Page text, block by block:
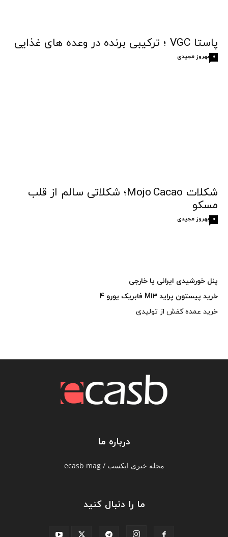
پاستا VGC ؛ ترکیبی برنده در وعده های غذایی
بهروز مجیدی 0
شکلات Mojo Cacao؛ شکلاتی سالم از قلب
مسکو
بهروز مجیدی 0
پنل خورشیدی ایرانی یا خارجی
خرید پیستون پراید M13 فابریک یورو 4
خرید عمده کفش از تولیدی
درباره ما
مجله خبری ایکسب / ecasb mag
ما را دنبال کنید